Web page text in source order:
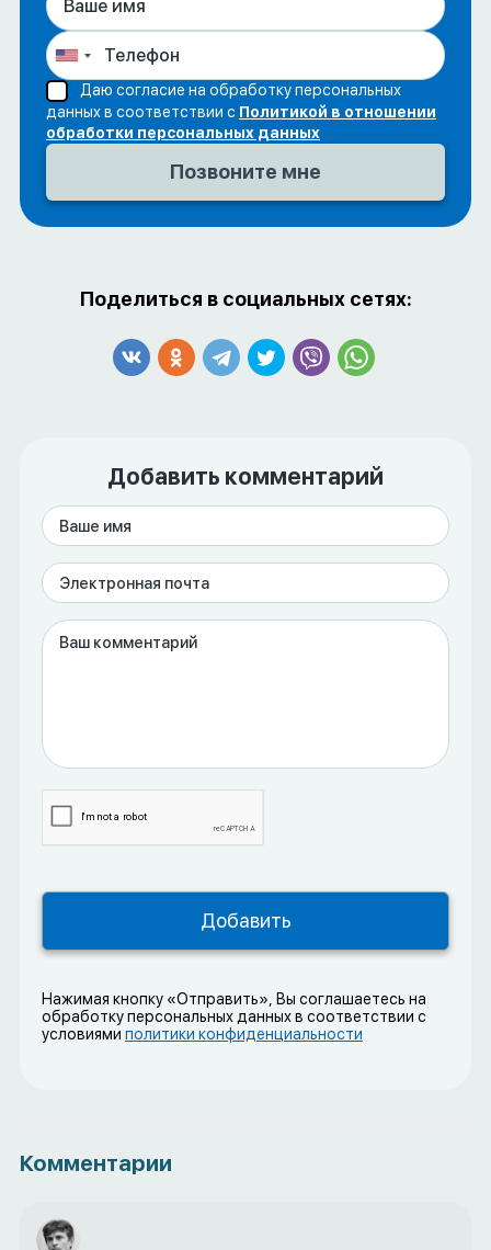
Даю согласие на обработку персональных
данных в соответствии с Политикой в отношении
обработки персональных данных
Поделиться в социальных сетях:
Добавить комментарий
Нажимая кнопку «Отправить», Вы соглашаетесь на
обработку персональных данных в соответствии с
условиями политики конфиденциальности
Комментарии